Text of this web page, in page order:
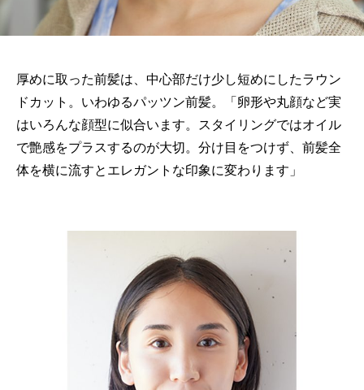
厚めに取った前髪は、中心部だけ少し短めにしたラウン
ドカット。いわゆるパッツン前髪。「卵形や丸顔など実
はいろんな顔型に似合います。スタイリングではオイル
で艶感をプラスするのが大切。分け目をつけず、前髪全
体を横に流すとエレガントな印象に変わります」